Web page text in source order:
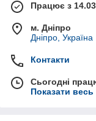
Працює з
м. Дніпро
Дніпро, Україна
Контакти
Сьогодні
Показати